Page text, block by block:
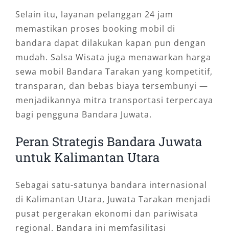
Selain itu, layanan pelanggan 24 jam
memastikan proses booking mobil di
bandara dapat dilakukan kapan pun dengan
mudah. Salsa Wisata juga menawarkan harga
sewa mobil Bandara Tarakan yang kompetitif,
transparan, dan bebas biaya tersembunyi —
menjadikannya mitra transportasi terpercaya
bagi pengguna Bandara Juwata.
Peran Strategis Bandara Juwata
untuk Kalimantan Utara
Sebagai satu-satunya bandara internasional
di Kalimantan Utara, Juwata Tarakan menjadi
pusat pergerakan ekonomi dan pariwisata
regional. Bandara ini memfasilitasi